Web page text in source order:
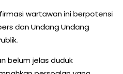
wartawan ini berpotensi
dan Undang Undang
belum jelas duduk